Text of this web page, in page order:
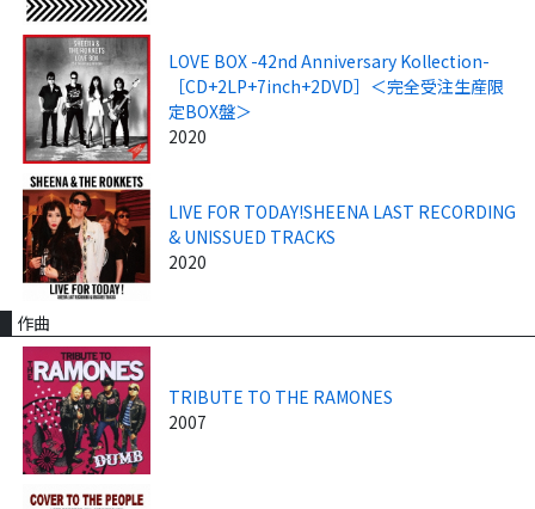
LOVE BOX -42nd Anniversary Kollection-
［CD+2LP+7inch+2DVD］＜完全受注生産限
定BOX盤＞
2020
LIVE FOR TODAY!SHEENA LAST RECORDING
& UNISSUED TRACKS
2020
作曲
TRIBUTE TO THE RAMONES
2007